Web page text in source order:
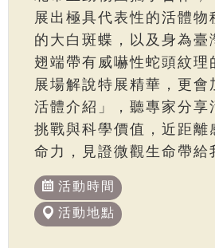
展出極具代表性的活體物
的大白斑蝶，以及身為臺
翅端帶有威嚇性蛇頭紋理
展場解說特展精華，更會
活體介紹」，聽專家分享
挑戰與科學價值，近距離
命力，見證微觀生命帶給
活動時間
活動地點